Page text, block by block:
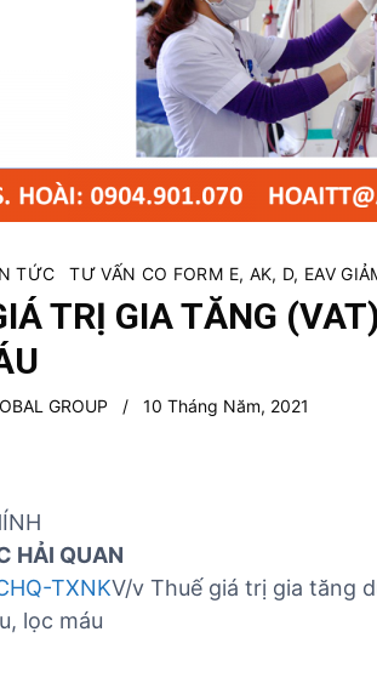
ủ
t
ụ
c
á
m
t
h
g
TỨC TƯ VẤN CO FORM E, AK, D, EAV
TRỊ GIA TĂNG
GROUP 10 Tháng Năm, 2021
HẢI QUAN
TXNKV/v Thuế giá trị gia tăng
lọc máu